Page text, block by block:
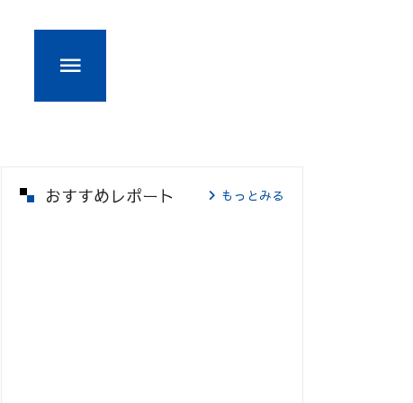
おすすめレポート もっとみる